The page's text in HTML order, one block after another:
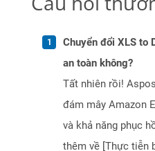
Chuyển đổi XLS to
an toàn không?
Tất nhiên rồi!
đám mây Amazon
và khả năng phục
thêm về [Thực tiễn